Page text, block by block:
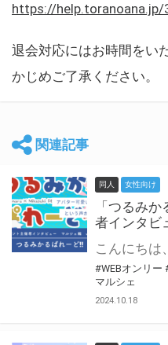
https://help.toranoana.jp/
退会対応にはお時間をい
かじめご了承ください。
関連記事
同人 女性向け
「つるみ
者インタビ
#WEBオンリー
マルシェ
2024.10.18